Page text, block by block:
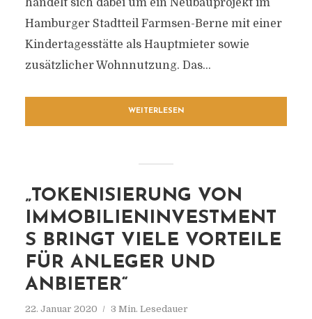
handelt sich dabei um ein Neubauprojekt im
Hamburger Stadtteil Farmsen-Berne mit einer
Kindertagesstätte als Hauptmieter sowie
zusätzlicher Wohnnutzung. Das...
WEITERLESEN
„TOKENISIERUNG VON
IMMOBILIENINVESTMENT
S BRINGT VIELE VORTEILE
FÜR ANLEGER UND
ANBIETER“
22. Januar 2020 3 Min. Lesedauer